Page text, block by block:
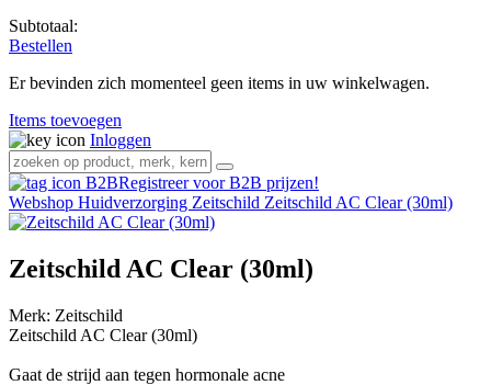
Subtotaal:
Bestellen
Er bevinden zich momenteel geen items in uw winkelwagen.
Items toevoegen
Inloggen
Registreer voor B2B prijzen!
Webshop Huidverzorging Zeitschild Zeitschild AC Clear (30ml)
Zeitschild AC Clear (30ml)
Merk: Zeitschild
Zeitschild AC Clear (30ml)
Gaat de strijd aan tegen hormonale acne